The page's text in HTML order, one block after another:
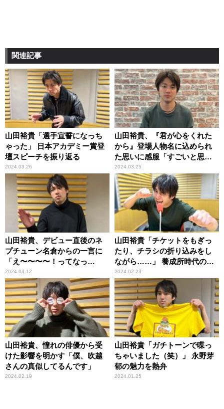
関連記事
山田裕貴「選手宣誓になっち
ゃった」 日本アカデミー賞登
壇スピーチを振り返る
2024.03.26
山田裕貴、『君が心をくれた
から』登場人物名に込められ
た思いに感服「すごいと思っ
て！」
2024.03.25
山田裕貴、デビュー直後のネ
プチューン名倉からの一言に
「え〜〜〜〜！ってなっ
て……」
2024.03.12
山田裕貴「チケットをもぎっ
たり、チラシの折り込みをし
ながら……」 養成所時代の思
い出語る
2024.02.23
山田裕貴、憧れの俳優から受
けた影響を明かす「僕、吹越
さんの真似してるんです」
2024.02.19
山田裕貴「ガチトーンで喋っ
ちゃいました（笑）」 永野芽
郁の魅力を熱弁
2024.01.25